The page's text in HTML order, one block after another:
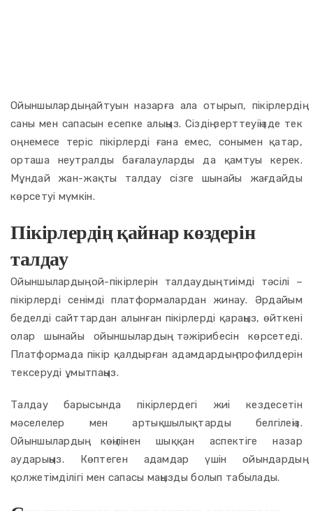
Ойыншылардың айтуын назарға ала отырып, пікірлердің
саны мен сапасын есепке алыңыз. Сіздің зерттеуіңізде тек
оң немесе теріс пікірлерді ғана емес, сонымен қатар,
орташа неутралды бағалауларды да қамтуы керек.
Мұндай жан-жақты талдау сізге шынайы жағдайды
көрсетуі мүмкін.
Пікірлердің қайнар көздерін
талдау
Ойыншылардың ой-пікірлерін талдаудың тиімді тәсілі –
пікірлерді сенімді платформалардан жинау. Әрдайым
беделді сайттардан алынған пікірлерді қараңыз, өйткені
олар шынайы ойыншылардың тәжірибесін көрсетеді.
Платформада пікір қалдырған адамдардың профилдерін
тексеруді ұмытпаңыз.
Талдау барысында пікірлердегі жиі кездесетін
мәселелер мен артықшылықтарды белгілеңіз.
Ойыншылардың көңілінен шыққан аспектіге назар
аударыңыз. Көптеген адамдар үшін ойындардың
қолжетімділігі мен сапасы маңызды болып табылады.